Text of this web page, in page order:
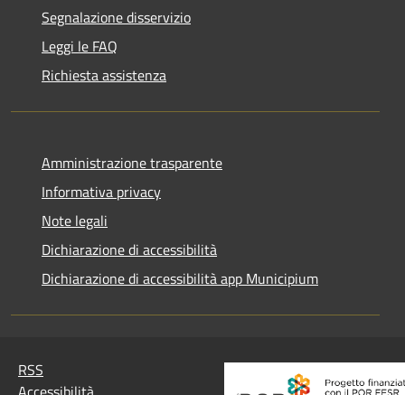
Segnalazione disservizio
Leggi le FAQ
Richiesta assistenza
Amministrazione trasparente
Informativa privacy
Note legali
Dichiarazione di accessibilità
Dichiarazione di accessibilità app Municipium
RSS